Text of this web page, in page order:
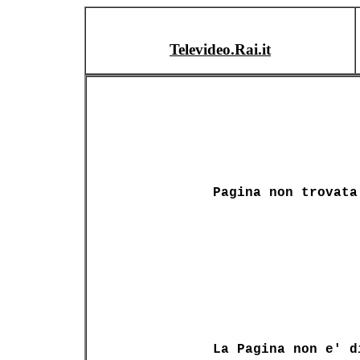
Televideo.Rai.it
Pagina non trovata
La Pagina non e'